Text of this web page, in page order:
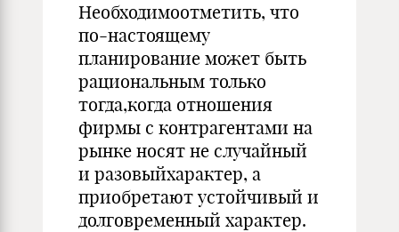
Необходимоотметить, что
по-настоящему
планирование может быть
рациональным только
тогда,когда отношения
фирмы с контрагентами на
рынке носят не случайный
и разовыйхарактер, а
приобретают устойчивый и
долговременный характер.